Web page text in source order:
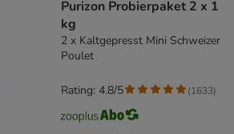
Purizon Probierpaket 2 x 1
kg
2 x Kaltgepresst Mini Schweizer
Poulet
Rating: 4.8/5 (1633)